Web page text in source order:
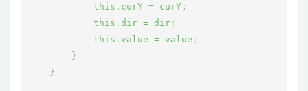
            this.curY = curY;
            this.dir = dir;
            this.value = value;
        }
    }